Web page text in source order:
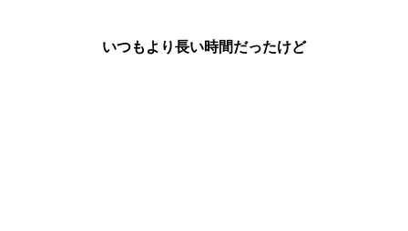
いつもより長い時間だったけど